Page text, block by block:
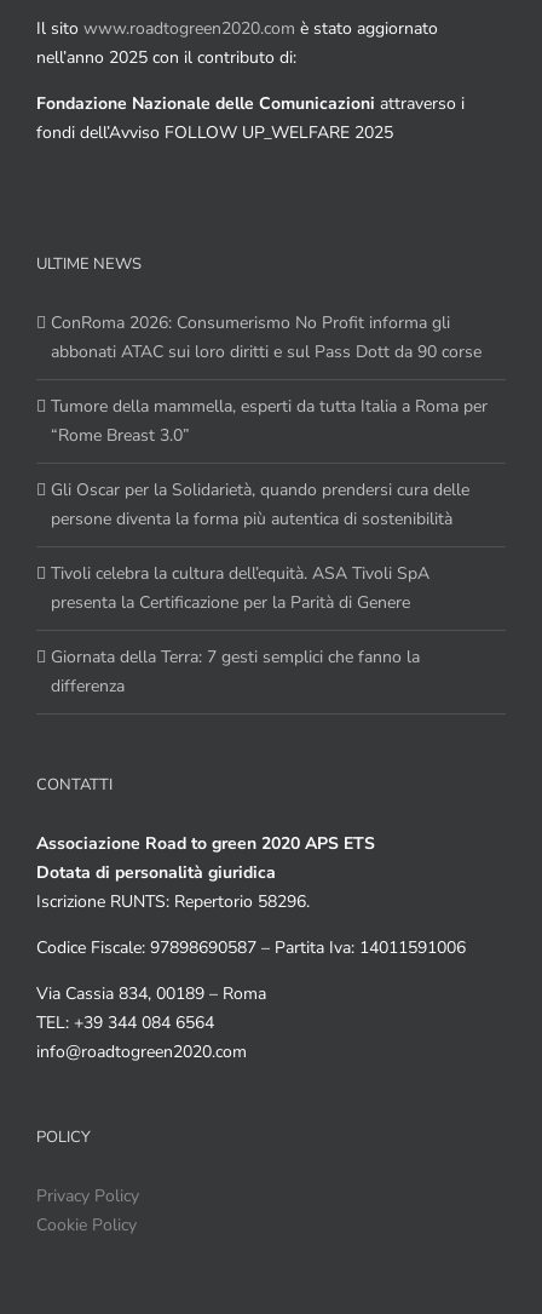
Il sito www.roadtogreen2020.com è stato aggiornato
nell’anno 2025 con il contributo di:
Fondazione Nazionale delle Comunicazioni attraverso i
fondi dell’Avviso FOLLOW UP_WELFARE 2025
ULTIME NEWS
ConRoma 2026: Consumerismo No Profit informa gli
abbonati ATAC sui loro diritti e sul Pass Dott da 90 corse
Tumore della mammella, esperti da tutta Italia a Roma per
“Rome Breast 3.0”
Gli Oscar per la Solidarietà, quando prendersi cura delle
persone diventa la forma più autentica di sostenibilità
Tivoli celebra la cultura dell’equità. ASA Tivoli SpA
presenta la Certificazione per la Parità di Genere
Giornata della Terra: 7 gesti semplici che fanno la
differenza
CONTATTI
Associazione Road to green 2020 APS ETS
Dotata di personalità giuridica
Iscrizione RUNTS: Repertorio 58296.
Codice Fiscale: 97898690587 – Partita Iva: 14011591006
Via Cassia 834, 00189 – Roma
TEL: +39 344 084 6564
info@roadtogreen2020.com
POLICY
Privacy Policy
Cookie Policy